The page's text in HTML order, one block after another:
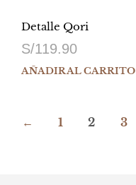
Detalle Qori
S/119.90
AÑADIR AL CARRITO
← 1 2 3